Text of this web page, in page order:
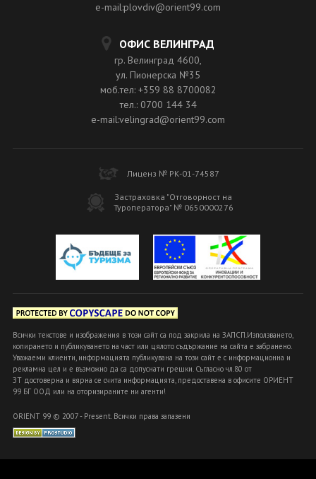
e-mail:plovdiv@orient99.com
ОФИС ВЕЛИНГРАД
гр. Велинград 4600,
ул. Пионерска №35
моб.тел: +359 88 8700082
тел.: 0700 144 34
e-mail:velingrad@orient99.com
Лиценз № РК-01-74587
Застраховка "Отговорност на
Туроператора" № 0650000276
Всички текстове и изображения в този сайт са под закрила на ЗАПСП.Използването,
копирането и публикуването на част или цялото съдържание на сайта е забранено.
Уважаеми клиенти, информацията публикувана на този сайт е с информационна и
рекламна цел и е възможно да са допуснати грешки. Съгласно чл.80 от
ЗТ достоверна и вярна се счита информацията, предоставена в офисите ОРИЕНТ
99 БГ ООД или на оторизираните ни агенти!
ORIENT 99 © 2007 - Present. Всички права запазени